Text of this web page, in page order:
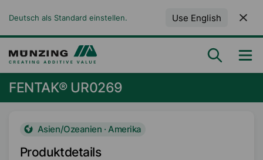
Deutsch als Standard einstellen. Use English
FENTAK® UR0269
Asien/Ozeanien · Amerika
Produktdetails